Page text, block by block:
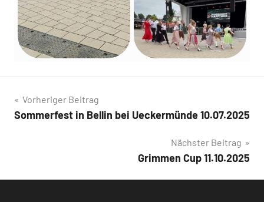
Beitragsnavigation
Vorheriger Beitrag
Sommerfest in Bellin bei Ueckermünde 10.07.2025
Nächster Beitrag
Grimmen Cup 11.10.2025